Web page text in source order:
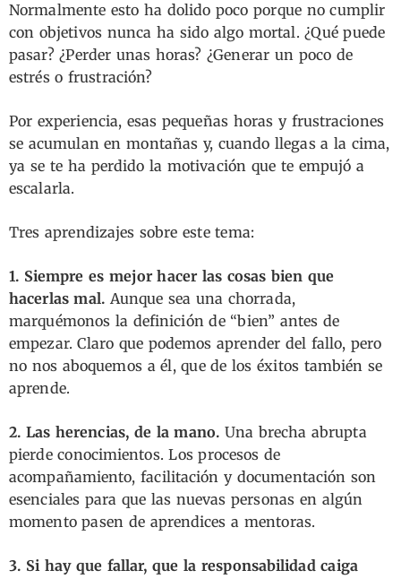
Normalmente esto ha dolido poco porque no cumplir
con objetivos nunca ha sido algo mortal. ¿Qué puede
pasar? ¿Perder unas horas? ¿Generar un poco de
estrés o frustración?
Por experiencia, esas pequeñas horas y frustraciones
se acumulan en montañas y, cuando llegas a la cima,
ya se te ha perdido la motivación que te empujó a
escalarla.
Tres aprendizajes sobre este tema:
1. Siempre es mejor hacer las cosas bien que
hacerlas mal.Aunque sea una chorrada,
marquémonos la definición de “bien” antes de
empezar. Claro que podemos aprender del fallo, pero
no nos aboquemos a él, que de los éxitos también se
aprende.
2. Las herencias, de la mano.Una brecha abrupta
pierde conocimientos. Los procesos de
acompañamiento, facilitación y documentación son
esenciales para que las nuevas personas en algún
momento pasen de aprendices a mentoras.
3. Si hay que fallar, que la responsabilidad caiga